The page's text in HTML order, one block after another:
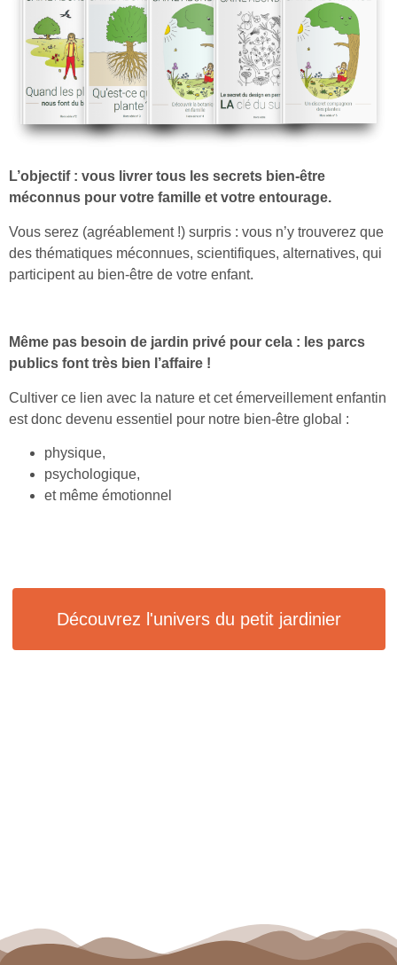
L’objectif : vous livrer tous les secrets bien-être
méconnus pour votre famille et votre entourage.
Vous serez (agréablement !) surpris : vous n’y trouverez que
des thématiques méconnues, scientifiques, alternatives, qui
participent au bien-être de votre enfant.
Même pas besoin de jardin privé pour cela : les parcs
publics font très bien l’affaire !
Cultiver ce lien avec la nature et cet émerveillement enfantin
est donc devenu essentiel pour notre bien-être global :
physique,
psychologique,
et même émotionnel
Découvrez l'univers du petit jardinier